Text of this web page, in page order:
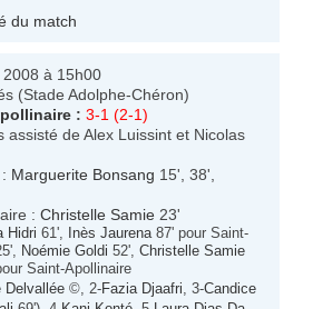
du match
à 15h00
(Stade Adolphe-Chéron)
: 3-1 (2-1)
assisté de Alex Luissint et Nicolas
Marguerite Bonsang 15', 38',
: Christelle Samie 23'
Hidri 61', Inès Jaurena 87' pour Saint-
Noémie Goldi 52', Christelle Samie
Saint-Apollinaire
Delvallée ©, 2-Fazia Djaafri , 3-Candice